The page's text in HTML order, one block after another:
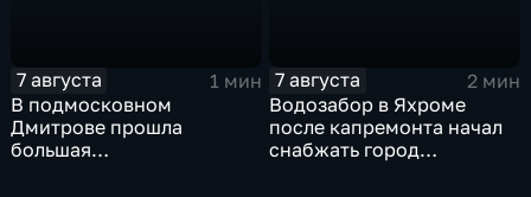
7 августа
1 мин
В подмосковном
Дмитрове прошла
большая
7 августа
2 мин
Водозабор в Яхроме
после капремонта начал
снабжать город